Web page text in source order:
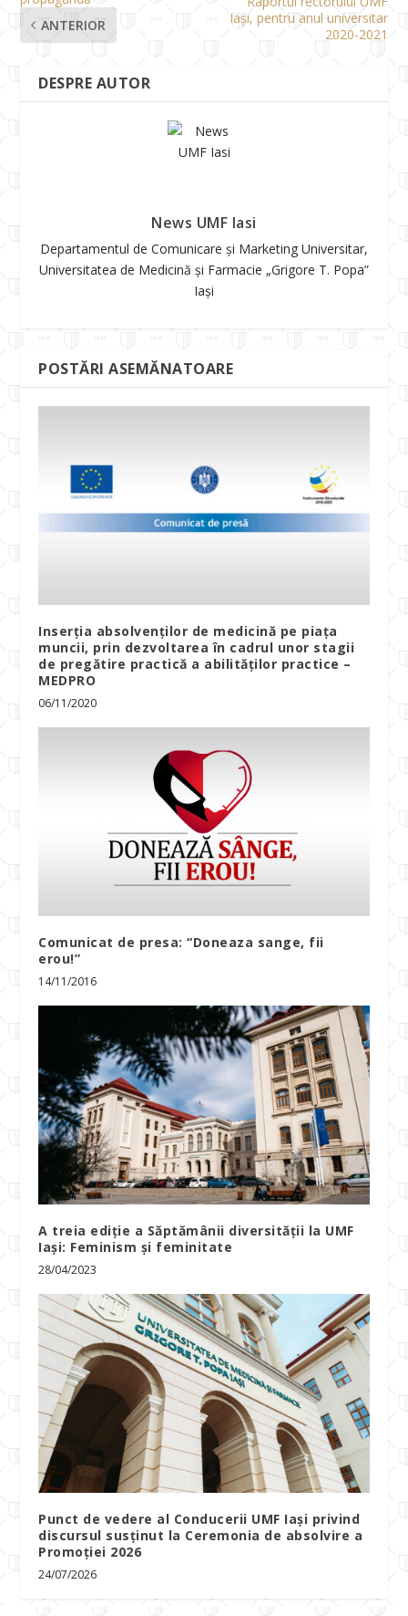
ANTERIOR
Iași, pentru anul universitar
2020-2021
DESPRE AUTOR
News UMF Iasi
Departamentul de Comunicare și Marketing Universitar,
Universitatea de Medicină și Farmacie „Grigore T. Popa”
Iași
POSTĂRI ASEMĂNATOARE
Inserţia absolvenţilor de medicină pe piaţa
muncii, prin dezvoltarea în cadrul unor stagii
de pregătire practică a abilităţilor practice –
MEDPRO
06/11/2020
Comunicat de presa: “Doneaza sange, fii
erou!”
14/11/2016
A treia ediție a Săptămânii diversității la UMF
Iași: Feminism și feminitate
28/04/2023
Punct de vedere al Conducerii UMF Iași privind
discursul susținut la Ceremonia de absolvire a
Promoției 2026
24/07/2026